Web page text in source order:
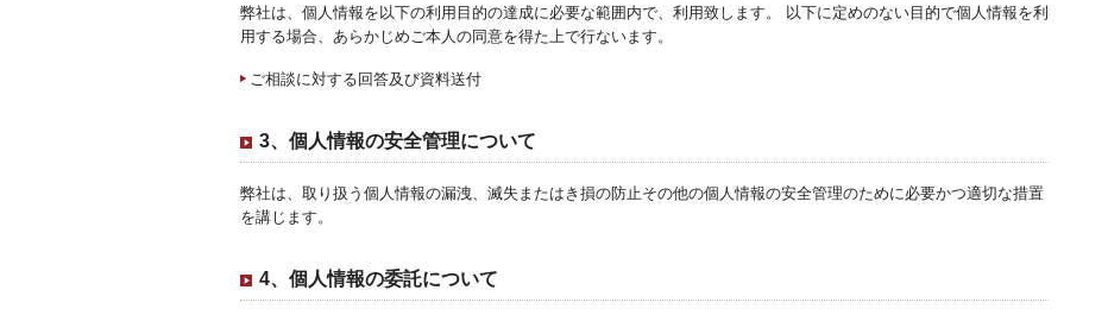
弊社は、個人情報を以下の利用目的の達成に必要な範囲内で、利用致します。 以下に定めのない目的で個人情報を利
用する場合、あらかじめご本人の同意を得た上で行ないます。
ご相談に対する回答及び資料送付
3、個人情報の安全管理について
弊社は、取り扱う個人情報の漏洩、滅失またはき損の防止その他の個人情報の安全管理のために必要かつ適切な措置
を講じます。
4、個人情報の委託について